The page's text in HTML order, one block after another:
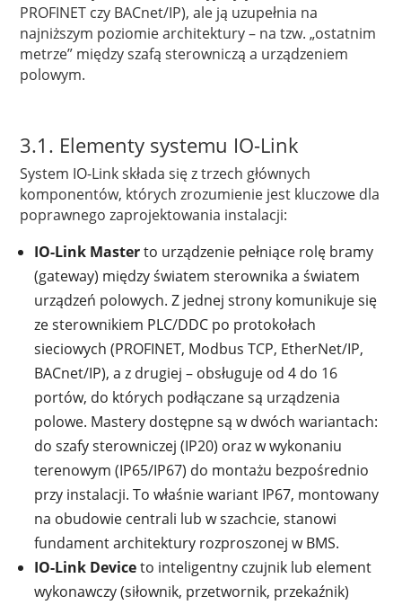
PROFINET czy BACnet/IP), ale ją uzupełnia na
najniższym poziomie architektury – na tzw. „ostatnim
metrze” między szafą sterowniczą a urządzeniem
polowym.
3.1. Elementy systemu IO-Link
System IO-Link składa się z trzech głównych
komponentów, których zrozumienie jest kluczowe dla
poprawnego zaprojektowania instalacji:
IO-Link Masterto urządzenie pełniące rolę bramy
(gateway) między światem sterownika a światem
urządzeń polowych. Z jednej strony komunikuje się
ze sterownikiem PLC/DDC po protokołach
sieciowych (PROFINET, Modbus TCP, EtherNet/IP,
BACnet/IP), a z drugiej – obsługuje od 4 do 16
portów, do których podłączane są urządzenia
polowe. Mastery dostępne są w dwóch wariantach:
do szafy sterowniczej (IP20) oraz w wykonaniu
terenowym (IP65/IP67) do montażu bezpośrednio
przy instalacji. To właśnie wariant IP67, montowany
na obudowie centrali lub w szachcie, stanowi
fundament architektury rozproszonej w BMS.
IO-Link Deviceto inteligentny czujnik lub element
wykonawczy (siłownik, przetwornik, przekaźnik)